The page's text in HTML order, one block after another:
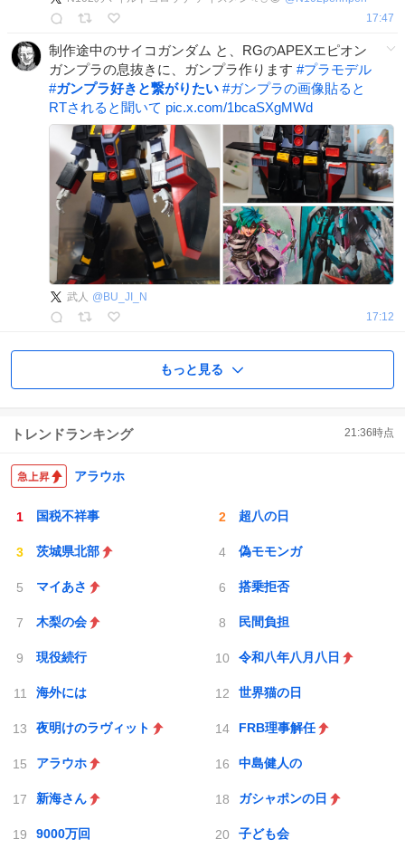
17:47
制作途中のサイコガンダム と、RGのAPEXエピオン
ガンプラの息抜きに、ガンプラ作ります #プラモデル
#ガンプラ好きと繋がりたい #ガンプラの画像貼ると
RTされると聞いて pic.x.com/1bcaSXgMWd
武人 @ BU_JI_N
17:12
もっと見る
トレンドランキング 21:36時点
アラウホ
国税不祥事 超八の日
茨城県北部 偽モモンガ
マイあさ 搭乗拒否
木梨の会 民間負担
現役続行 令和八年八月八日
海外には 世界猫の日
夜明けのラヴィット FRB理事解任
アラウホ 中島健人の
新海さん ガシャポンの日
9000万回 子ども会